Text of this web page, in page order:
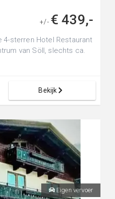
+/- € 439,-
4-sterren Hotel Restaurant
van Söll, slechts ca.
Bekijk
Eigen vervoer